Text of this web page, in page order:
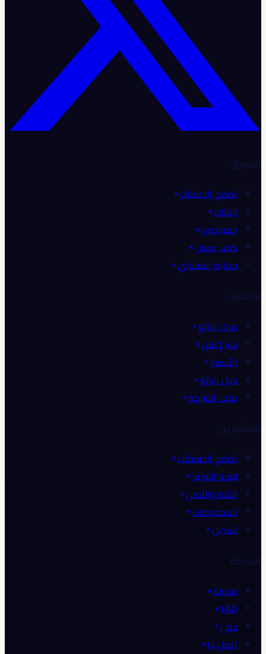
السوق
تصفح الإعلانات
الفئات
الموردون
كيف يعمل
حماية المشتري
للبائعين
مركز البائع
نشر إعلان
الأسعار
دليل البائع
ملف الشركة
للمشترين
تصفح الصفقات
لوحة التوريد
الثقة والأمان
المحفوظات
تسجيل
الشركة
مدونة
FAQ
حول
اتصل بنا